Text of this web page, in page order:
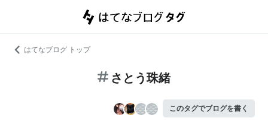
はてなブログ トップ
さとう珠緒
このタグでブログを書く